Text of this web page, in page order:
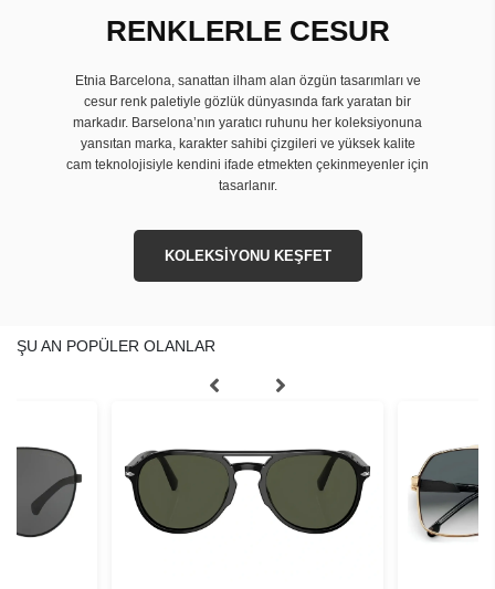
RENKLERLE CESUR
Etnia Barcelona, sanattan ilham alan özgün tasarımları ve
cesur renk paletiyle gözlük dünyasında fark yaratan bir
markadır. Barselona’nın yaratıcı ruhunu her koleksiyonuna
yansıtan marka, karakter sahibi çizgileri ve yüksek kalite
cam teknolojisiyle kendini ifade etmekten çekinmeyenler için
tasarlanır.
KOLEKSİYONU KEŞFET
ŞU AN POPÜLER OLANLAR